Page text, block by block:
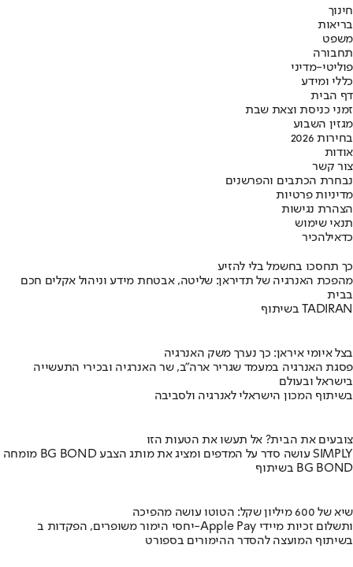
חינוך
בריאות
משפט
תחבורה
פוליטי-מדיני
כללי ומידע
דף הבית
זמני כניסת וצאת שבת
מגזין השבוע
בחירות 2026
אודות
צור קשר
נבחרת הכתבים והפרשנים
מדיניות פרטיות
הצהרת נגישות
תנאי שימוש
כדאילהכיר
כך תחסכו בחשמל בלי להזיע
מהפכת האנרגיה של תדיראן: שליטה, אבטחת מידע וניהול אקלים חכם
בבית
בשיתוף TADIRAN
בצל איומי איראן: כך נערך משק האנרגיה
פסגת האנרגיה במעמד שגריר ארה"ב, שר האנרגיה ובכירי התעשייה
בישראל ובעולם
בשיתוף המכון הישראלי לאנרגיה ולסביבה
צובעים את הבית? אל תעשו את הטעות הזו
מומחה BG BOND עושה סדר על המדפים ומציג את מותג הצבע SIMPLY
בשיתוף BG BOND
שיא של 600 מיליון שקל: הטוטו עושה מהפיכה
יחסי הימור משופרים, הפקדות ב-Apple Pay ותשלום זכיות מיידי
בשיתוף המועצה להסדר ההימורים בספורט